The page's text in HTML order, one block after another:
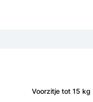
Voorzitje tot 15 kg